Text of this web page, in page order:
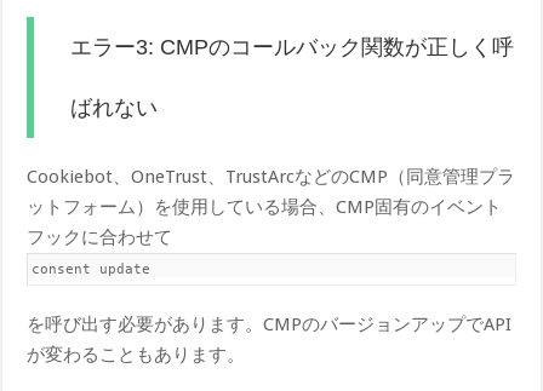
エラー3: CMPのコールバック関数が正しく呼
ばれない
Cookiebot、OneTrust、TrustArcなどのCMP（同意管理プラ
ットフォーム）を使用している場合、CMP固有のイベント
フックに合わせて
consent update
を呼び出す必要があります。CMPのバージョンアップでAPI
が変わることもあります。